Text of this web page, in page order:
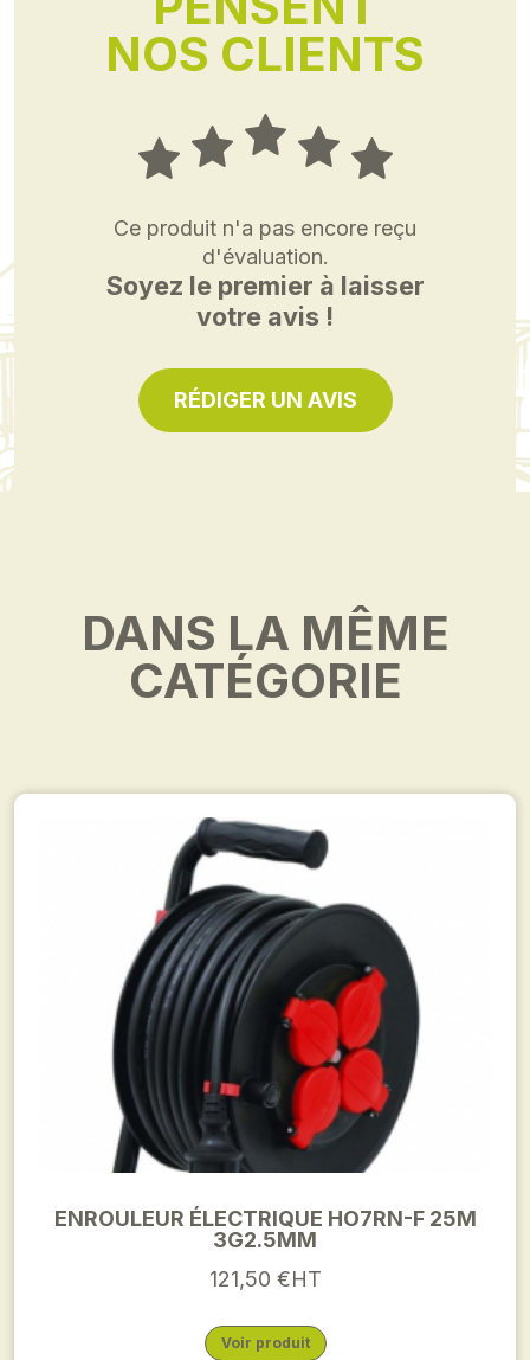
NOS CLIENTS
Ce produit n'a pas encore reçu
d'évaluation.
Soyez le premier à laisser
votre avis !
RÉDIGER UN AVIS
DANS LA MÊME
CATÉGORIE
ENROULEUR ÉLECTRIQUE HO7RN-F 25M
3G2.5MM
121,50 €HT
Voir produit